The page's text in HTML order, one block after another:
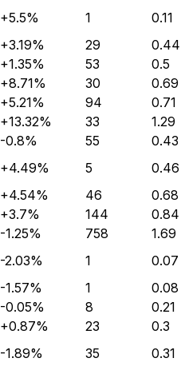
+5.5% 1
0.11
+3.19% 29
0.44
+1.35% 53
0.5
+8.71% 30
0.69
+5.21% 94
0.71
+13.32% 33
1.29
-0.8% 55
0.43
+4.49% 5
0.46
+4.54% 46
0.68
+3.7% 144
0.84
-1.25% 758
1.69
-2.03% 1
0.07
-1.57% 1
0.08
-0.05% 8
0.21
+0.87% 23
0.3
-1.89% 35
0.31